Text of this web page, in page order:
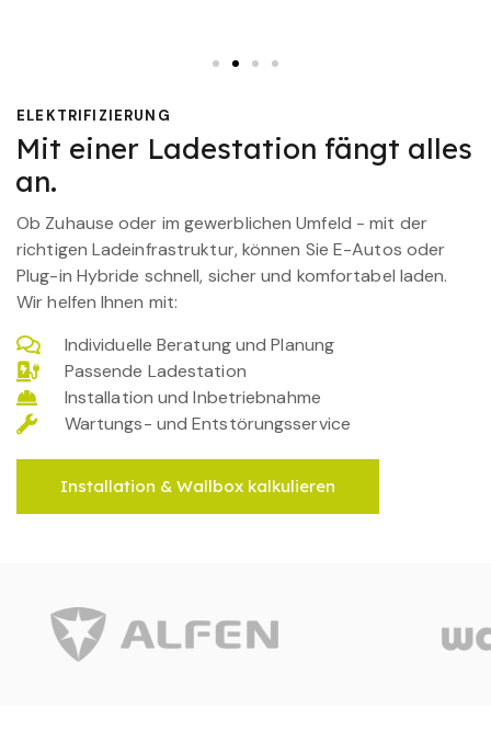
ELEKTRIFIZIERUNG
Mit einer Ladestation fängt alles
an.
Ob Zuhause oder im gewerblichen Umfeld - mit der
richtigen Ladeinfrastruktur, können Sie E-Autos oder
Plug-in Hybride schnell, sicher und komfortabel laden.
Wir helfen Ihnen mit:
Individuelle Beratung und Planung
Passende Ladestation
Installation und Inbetriebnahme
Wartungs- und Entstörungsservice
Installation & Wallbox kalkulieren